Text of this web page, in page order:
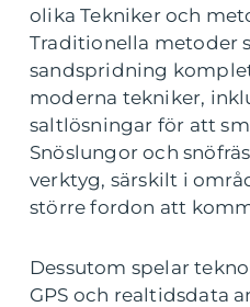
olika Tekniker och
Traditionella metoder
sandspridning
moderna tekniker,
saltlösningar för att
Snöslungor och
verktyg, särskilt i
större fordon att
Dessutom spelar
GPS och realtidsdata